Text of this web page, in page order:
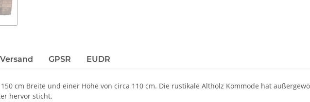
GPSR EUDR
cm Breite und einer Höhe von circa 110 cm. Die rustikale Altholz Kommode hat
hervor sticht.